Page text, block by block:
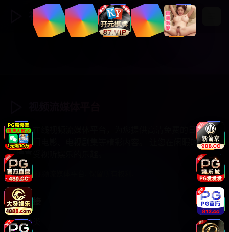
视频流媒体 登录 注册
专业的在线视频流媒体平台，为您提供高清免费的日韩综
艺、热门电影、电视剧集等精彩内容。 让您在闲暇时光中
尽情享受视听娱乐的乐趣。
© 2025 视频流媒体平台. 保留所有权利.
快速链接
视频分类